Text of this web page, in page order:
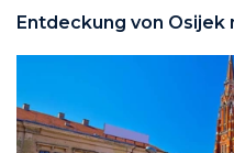
Entdeckung von Osijek